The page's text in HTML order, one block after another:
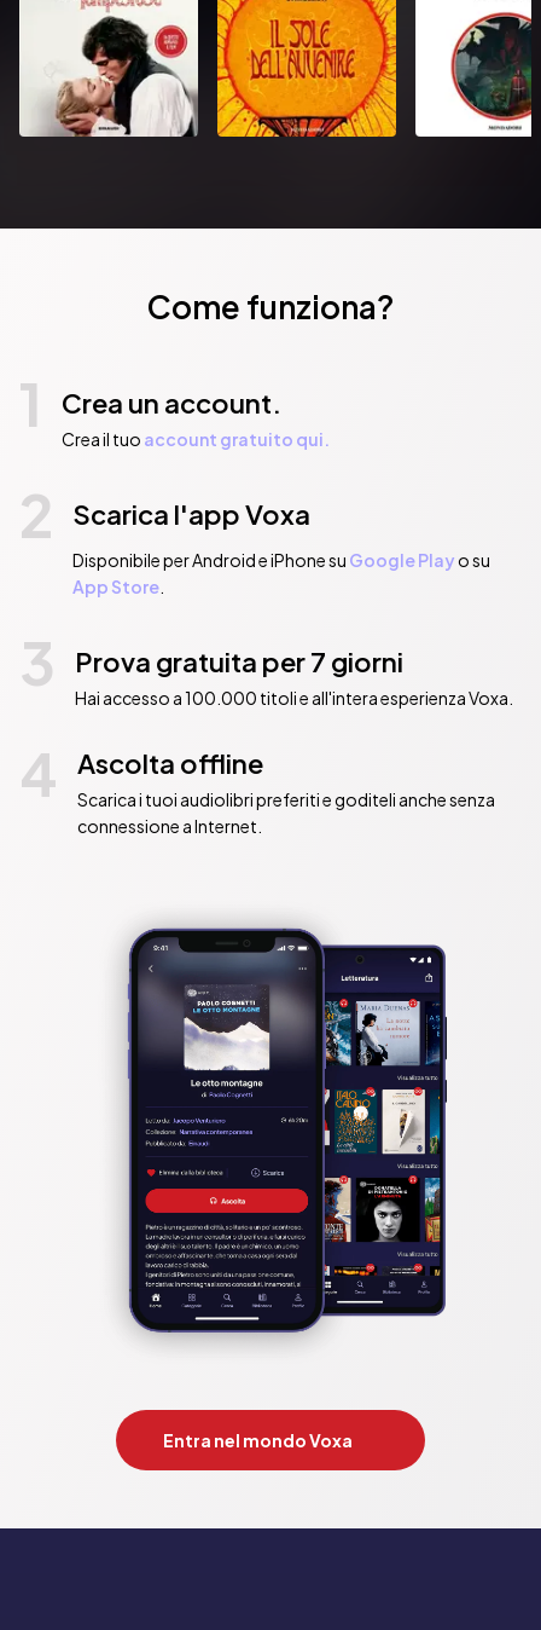
Come funziona?
1 Crea un account.
Crea il tuo account gratuito qui.
2 Scarica l'app Voxa
Disponibile per Android e iPhone su Google Playo su
App Store.
3 Prova gratuita per 7 giorni
Hai accesso a 100.000 titoli e all'intera esperienza Voxa.
4 Ascolta offline
Scarica i tuoi audiolibri preferiti e goditeli anche senza
connessione a Internet.
Entra nel mondo Voxa